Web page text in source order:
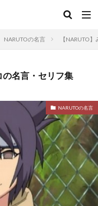
NARUTOの名言 【NARUTO
の名言・セリフ集
NARUTOの名言